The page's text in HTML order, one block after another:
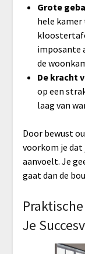
Grote
hele kamer
imposante
de
De kracht
op een
laag van
Door bewust
voorkom je dat
aanvoelt. Je
gaat dan de
Je